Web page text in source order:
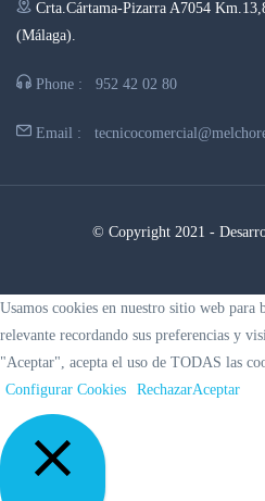
Crta.Cártama-Pizarra A7054
(Málaga).
Phone : 952 42 02 80
Email :
© Copyright 2021 -
Usamos cookies en nuestro sitio web para
relevante recordando sus preferencias y
"Aceptar", acepta el uso de TODAS las
Configurar Cookies
RechazarAceptar